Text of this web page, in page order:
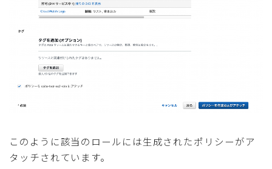
このように該当のロールには生成されたポリシーがア
タッチされています。